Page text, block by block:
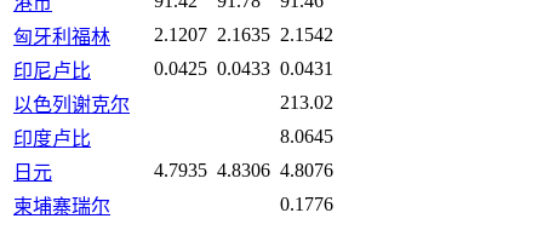
匈牙利福林
2.1207 2.1635 2.1542
印尼卢比
0.0425 0.0433 0.0431
以色列谢克尔
213.02
印度卢比
8.0645
日元
4.7935 4.8306 4.8076
柬埔寨瑞尔
0.1776